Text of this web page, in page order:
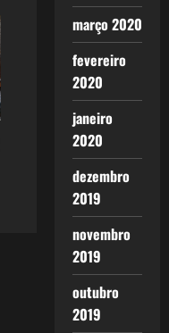
março 2020
fevereiro
2020
janeiro
2020
dezembro
2019
novembro
2019
outubro
2019